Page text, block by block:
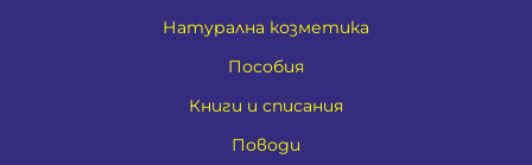
Натурална козметика
Пособия
Книги и списания
Поводи